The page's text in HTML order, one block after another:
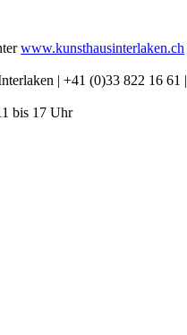
www.kunsthausinterlaken.ch
| +41 (0)33 822 16 61 |
bis 17 Uhr